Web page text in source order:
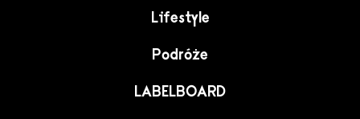
Lifestyle
Podróże
LABELBOARD